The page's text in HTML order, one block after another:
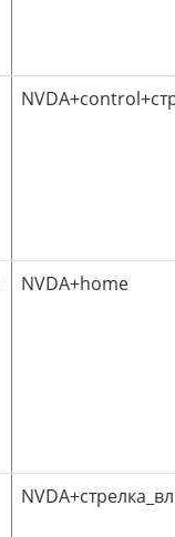
NVDA+home